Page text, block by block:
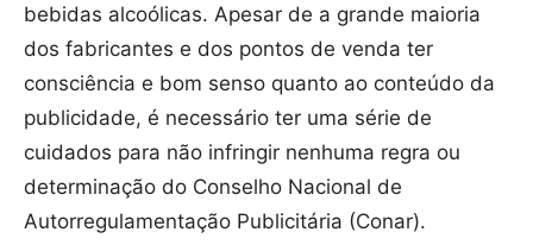
bebidas alcoólicas. Apesar de a grande maioria
dos fabricantes e dos pontos de venda ter
consciência e bom senso quanto ao conteúdo da
publicidade, é necessário ter uma série de
cuidados para não infringir nenhuma regra ou
determinação do Conselho Nacional de
Autorregulamentação Publicitária (Conar).